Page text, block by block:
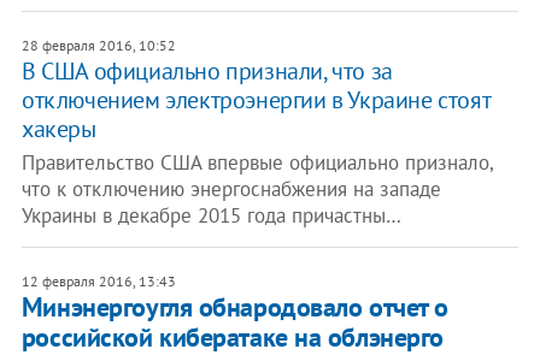
28 февраля 2016, 10:52
В США официально признали, что за
отключением электроэнергии в Украине стоят
хакеры
Правительство США впервые официально признало,
что к отключению энергоснабжения на западе
Украины в декабре 2015 года причастны…
12 февраля 2016, 13:43
Минэнергоугля обнародовало отчет о
российской кибератаке на облэнерго